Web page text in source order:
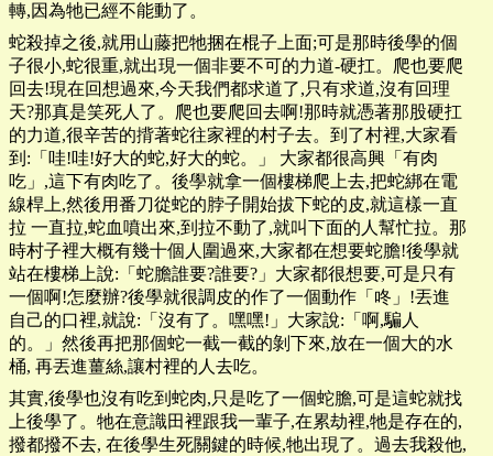
轉,因為牠已經不能動了。
蛇殺掉之後,就用山藤把牠捆在棍子上面;可是那時後學的個
子很小,蛇很重,就出現一個非要不可的力道-硬扛。爬也要爬
回去!現在回想過來,今天我們都求道了,只有求道,沒有回理
天?那真是笑死人了。爬也要爬回去啊!那時就憑著那股硬扛
的力道,很辛苦的揹著蛇往家裡的村子去。到了村裡,大家看
到:「哇!哇!好大的蛇,好大的蛇。」 大家都很高興「有肉
吃」,這下有肉吃了。後學就拿一個樓梯爬上去,把蛇綁在電
線桿上,然後用番刀從蛇的脖子開始拔下蛇的皮,就這樣一直
拉 一直拉,蛇血噴出來,到拉不動了,就叫下面的人幫忙拉。那
時村子裡大概有幾十個人圍過來,大家都在想要蛇膽!後學就
站在樓梯上說:「蛇膽誰要?誰要?」大家都很想要,可是只有
一個啊!怎麼辦?後學就很調皮的作了一個動作「咚」!丟進
自己的口裡,就說:「沒有了。嘿嘿!」大家說:「啊,騙人
的。」然後再把那個蛇一截一截的剝下來,放在一個大的水
桶, 再丟進薑絲,讓村裡的人去吃。
其實,後學也沒有吃到蛇肉,只是吃了一個蛇膽,可是這蛇就找
上後學了。牠在意識田裡跟我一輩子,在累劫裡,牠是存在的,
撥都撥不去, 在後學生死關鍵的時候,牠出現了。過去我殺他,